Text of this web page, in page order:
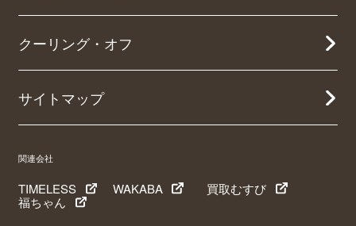
クーリング・オフ
サイトマップ
関連会社
TIMELESS WAKABA
買取むすび
福ちゃん